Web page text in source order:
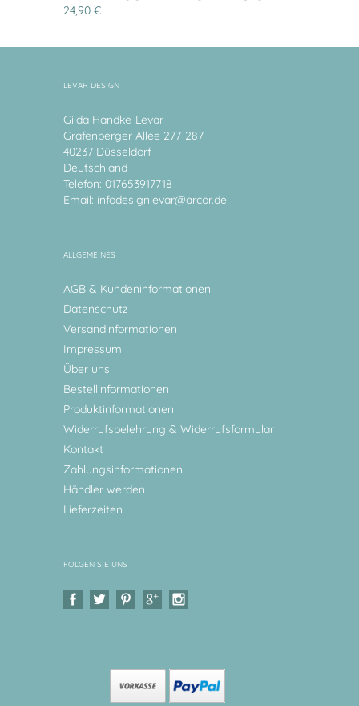
24,90 €
LEVAR DESIGN
Gilda Handke-Levar
Grafenberger Allee 277-287
40237 Düsseldorf
Deutschland
Telefon: 017653917718
Email: infodesignlevar@arcor.de
ALLGEMEINES
AGB & Kundeninformationen
Datenschutz
Versandinformationen
Impressum
Über uns
Bestellinformationen
Produktinformationen
Widerrufsbelehrung & Widerrufsformular
Kontakt
Zahlungsinformationen
Händler werden
Lieferzeiten
FOLGEN SIE UNS